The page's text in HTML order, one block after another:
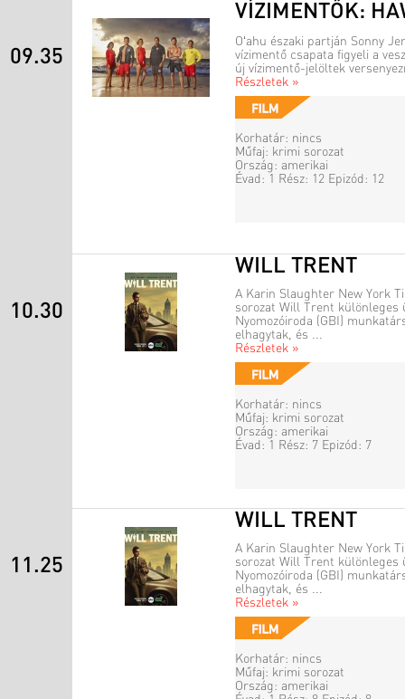
09.35
VÍZIMENTŐK:
Oʻahu északi partján Sonny
vízimentő csapata figyeli a
új vízimentő-jelöltek
Részletek »
Korhatár: nincs
Műfaj: krimi sorozat
Ország: amerikai
Évad: 1 Rész: 12 Epizód: 12
10.30
WILL TRENT
A Karin Slaughter New York
sorozat Will Trent különleges
Nyomozóiroda (GBI)
elhagytak, és ...
Részletek »
Korhatár: nincs
Műfaj: krimi sorozat
Ország: amerikai
Évad: 1 Rész: 7 Epizód: 7
11.25
WILL TRENT
A Karin Slaughter New York
sorozat Will Trent különleges
Nyomozóiroda (GBI)
elhagytak, és ...
Részletek »
Korhatár: nincs
Műfaj: krimi sorozat
Ország: amerikai